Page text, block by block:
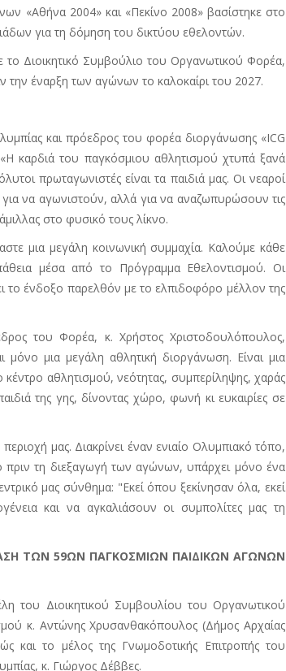
«Αθήνα 2004» και «Πεκίνο 2008» βασίστηκε στο
για τη δόμηση του δικτύου εθελοντών.
το Διοικητικό Συμβούλιο του Οργανωτικού Φορέα,
την έναρξη των αγώνων το καλοκαίρι του 2027.
και πρόεδρος του φορέα διοργάνωσης «ICG
καρδιά του παγκόσμιου αθλητισμού χτυπά ξανά
πρωταγωνιστές είναι τα παιδιά μας. Οι νεαροί
να αγωνιστούν, αλλά για να αναζωπυρώσουν τις
στο φυσικό τους λίκνο.
μια μεγάλη κοινωνική συμμαχία. Καλούμε κάθε
μέσα από το Πρόγραμμα Εθελοντισμού. Οι
το ένδοξο παρελθόν με το ελπιδοφόρο μέλλον της
του Φορέα, κ. Χρήστος Χριστοδουλόπουλος,
μια μεγάλη αθλητική διοργάνωση. Είναι μια
αθλητισμού, νεότητας, συμπερίληψης, χαράς
της γης, δίνοντας χώρο, φωνή κι ευκαιρίες σε
μας. Διακρίνει έναν ενιαίο Ολυμπιακό τόπο,
πριν τη διεξαγωγή των αγώνων, υπάρχει μόνο ένα
μας σύνθημα: "Εκεί όπου ξεκίνησαν όλα, εκεί
και να αγκαλιάσουν οι συμπολίτες μας τη
ΤΩΝ 59ΩΝ ΠΑΓΚΟΣΜΙΩΝ ΠΑΙΔΙΚΩΝ ΑΓΩΝΩΝ
του Διοικητικού Συμβουλίου του Οργανωτικού
κ. Αντώνης Χρυσανθακόπουλος (Δήμος Αρχαίας
και το μέλος της Γνωμοδοτικής Επιτροπής του
κ. Γιώργος Δέββες.